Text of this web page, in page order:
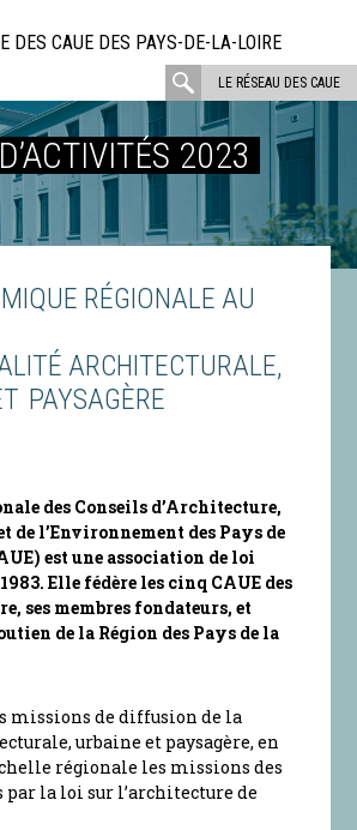
DES CAUE DES PAYS-DE-LA-LOIRE
LE RÉSEAU DES CAUE
rechercher
:
2023
RÉGIONALE AU
ARCHITECTURALE,
PAYSAGÈRE
des Conseils d’Architecture,
de l’Environnement des Pays de
est une association de loi
1983. Elle fédère les cinq CAUE des
ses membres fondateurs, et
de la Région des Pays de la
missions de diffusion de la
urbaine et paysagère, en
régionale les missions des
par la loi sur l’architecture de